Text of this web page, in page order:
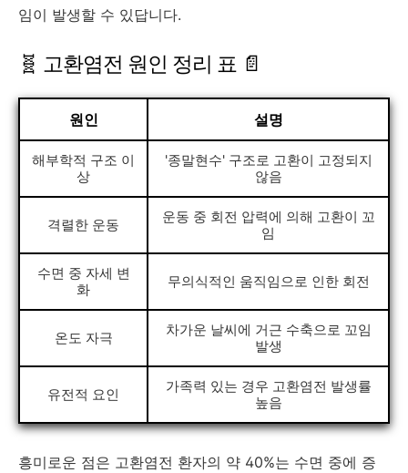
임이 발생할 수 있답니다.
🧬 고환염전 원인 정리 표 📄
원인 설명
해부학적 구조 이
상
'종말현수' 구조로 고환이 고정되지
않음
격렬한 운동
운동 중 회전 압력에 의해 고환이 꼬
임
수면 중 자세 변
화
무의식적인 움직임으로 인한 회전
온도 자극
차가운 날씨에 거근 수축으로 꼬임
발생
유전적 요인
가족력 있는 경우 고환염전 발생률
높음
흥미로운 점은 고환염전 환자의 약 40%는 수면 중에 증